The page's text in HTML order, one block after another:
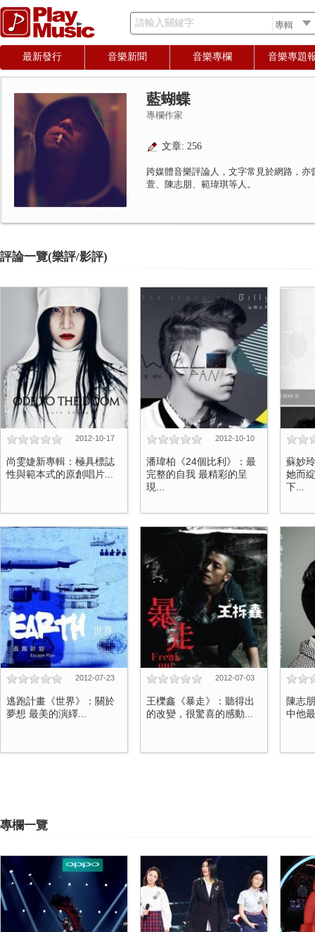
請輸入關鍵字
最新發行 音樂新聞 音樂專欄 音樂專題
藍蝴蝶
專欄作家
文章: 256
跨媒體音樂評論人，文字常見於網路，
萱、陳志朋、範瑋琪等人。
評論一覽(樂評/影評)
2012-10-17
尚雯婕新專輯：極具標誌
性與範本式的原創唱片...
2012-10-10
潘瑋柏《24個比利》：最
完整的自我 最精彩的呈
現...
蘇妙
她而
下...
2012-07-23
逃跑計畫《世界》：關於
夢想 最美的演繹...
2012-07-03
王櫟鑫《暴走》：聽得出
的改變，很驚喜的感動...
陳志
中他
專欄一覽